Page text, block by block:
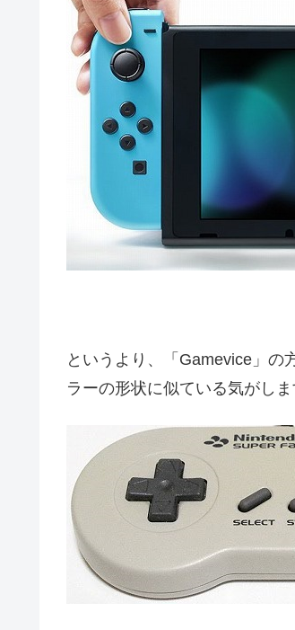
というより、「Gamevice」の
ラーの形状に似ている気がしま